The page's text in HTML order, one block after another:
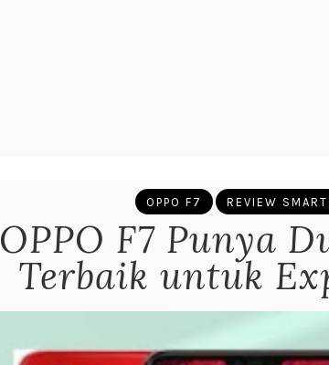
OPPO F7 REVIEW
OPPO F7 Punya
Terbaik untuk